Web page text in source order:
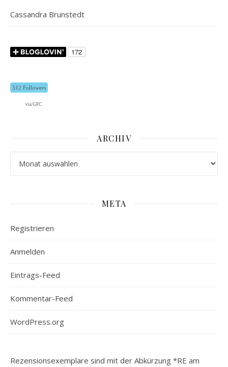
Cassandra Brunstedt
512 Followers
via GFC
ARCHIV
META
Registrieren
Anmelden
Eintrags-Feed
Kommentar-Feed
WordPress.org
Rezensionsexemplare sind mit der Abkürzung *RE am